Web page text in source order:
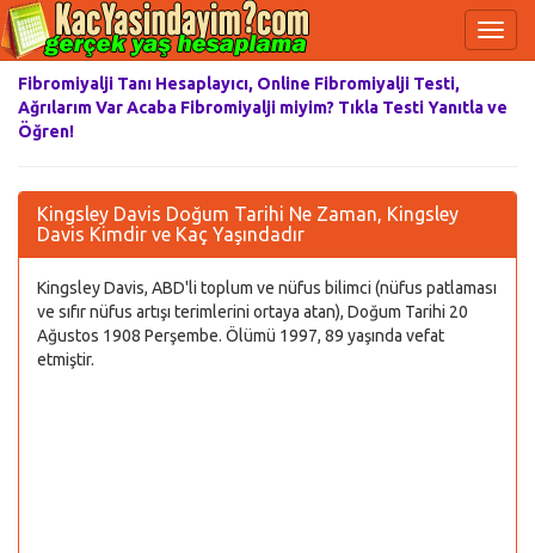
Fibromiyalji Tanı Hesaplayıcı, Online Fibromiyalji Testi,
Ağrılarım Var Acaba Fibromiyalji miyim? Tıkla Testi Yanıtla ve
Öğren!
Kingsley Davis Doğum Tarihi Ne Zaman, Kingsley
Davis Kimdir ve Kaç Yaşındadır
Kingsley Davis, ABD'li toplum ve nüfus bilimci (nüfus patlaması
ve sıfır nüfus artışı terimlerini ortaya atan), Doğum Tarihi 20
Ağustos 1908 Perşembe. Ölümü 1997, 89 yaşında vefat
etmiştir.